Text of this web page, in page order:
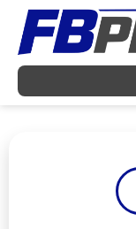
para
conteúdo